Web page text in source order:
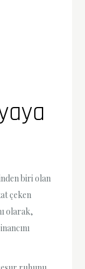
biri olan
çeken
olarak,